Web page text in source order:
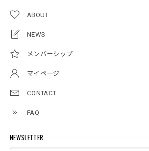
ABOUT
NEWS
メンバーシップ
マイページ
CONTACT
FAQ
NEWSLETTER